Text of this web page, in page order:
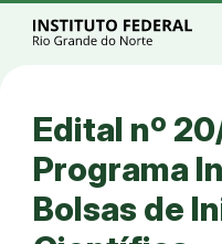
Ir para a página inicial
Ir para a busca
Alto contraste
Login da Área Administrativa
Acessibilidade
Edital nº
Programa
Bolsas de